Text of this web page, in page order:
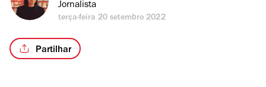
Jornalista
terça-feira 20 setembro 2022
Partilhar